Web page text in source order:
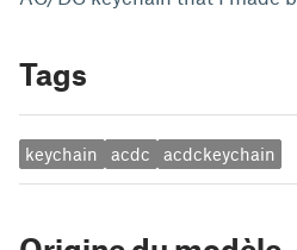
Tags
keychain acdc acdckeychain